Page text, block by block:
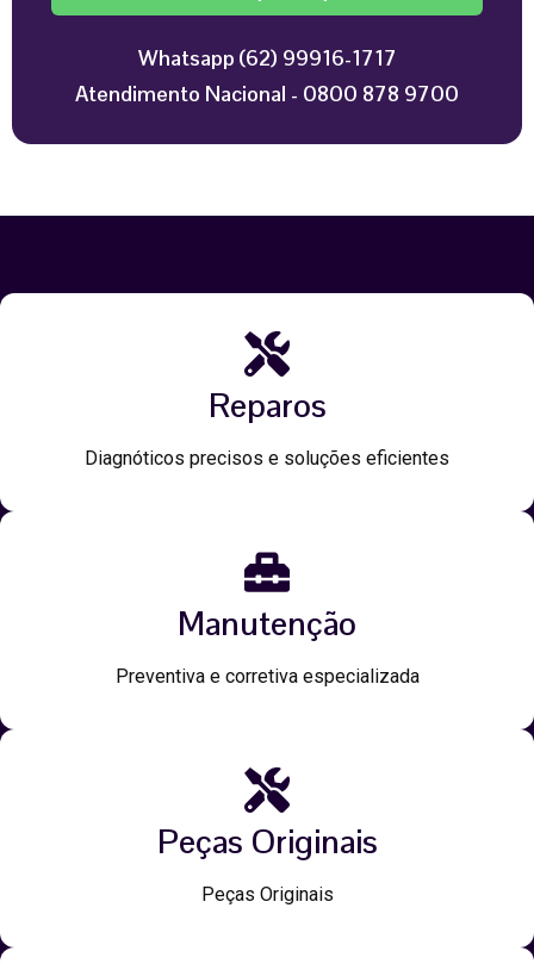
Whatsapp (62) 99916-1717
Atendimento Nacional - 0800 878 9700
Reparos
Diagnóticos precisos e soluções eficientes
Manutenção
Preventiva e corretiva especializada
Peças Originais
Peças Originais